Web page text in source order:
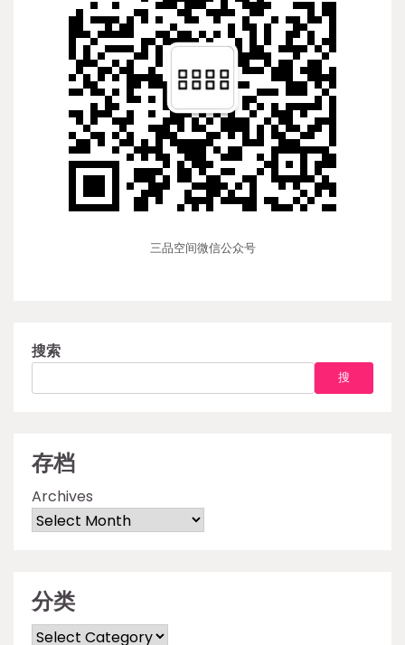
三品空间微信公众号
搜索
搜
存档
Archives
分类
Categories